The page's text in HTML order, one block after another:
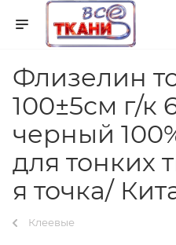
Флизелин
100±5см г/к
черный
для тонких
я точка/
Клеевые